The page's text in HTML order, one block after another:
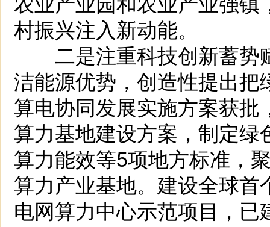
村振兴注入新动能。
二是注重科技创新蓄势
洁能源优势，创造性提出
算电协同发展实施方案获
算力基地建设方案，制定
算力能效等5项地方标准，
算力产业基地。建设全球首
电网算力中心示范项目，